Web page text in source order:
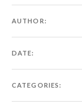
AUTHOR:
DATE:
CATEGORIES: